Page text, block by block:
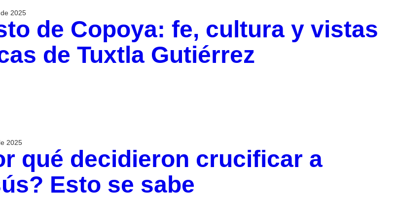
2025
de Copoya: fe, cultura y vistas
de Tuxtla Gutiérrez
2025
qué decidieron crucificar a
Esto se sabe